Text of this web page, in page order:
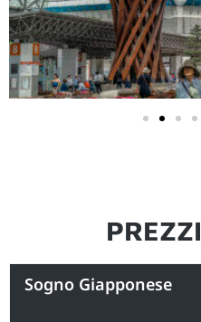
PREZZI
Sogno Giapponese